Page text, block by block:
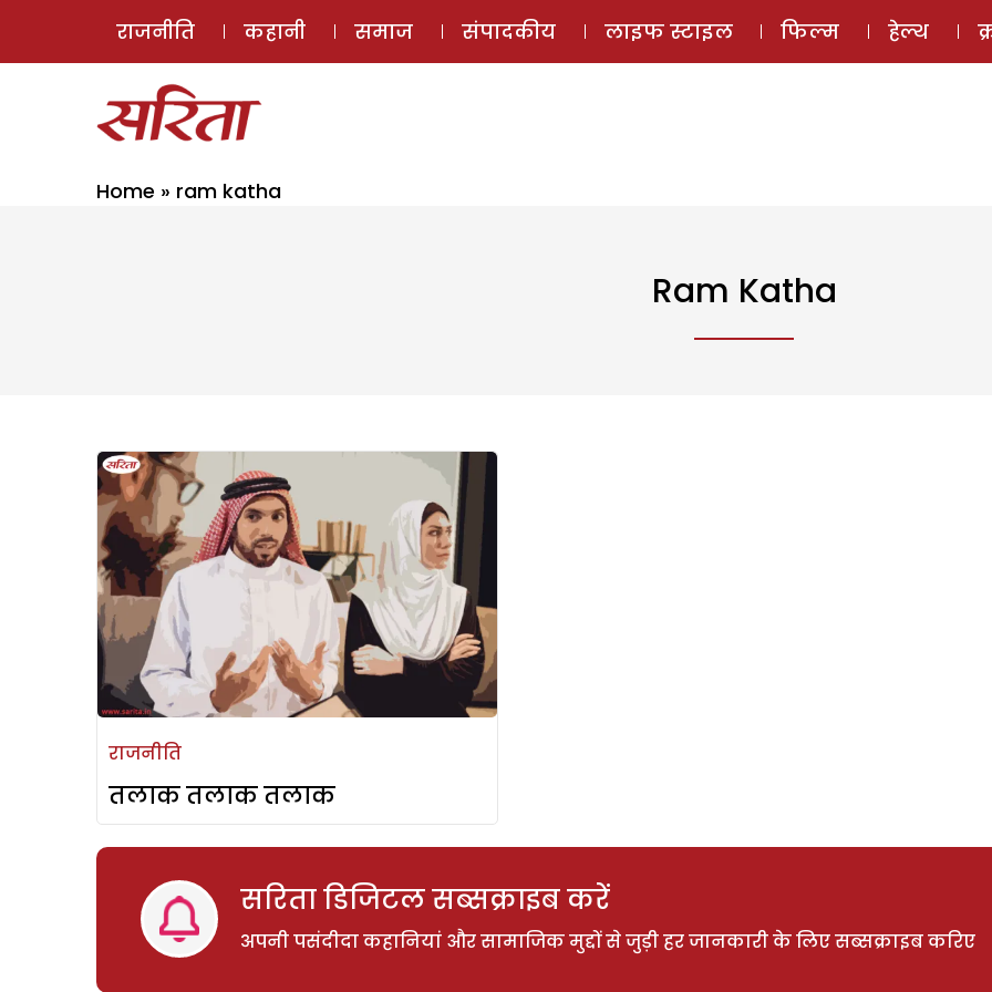
ई-मैगज़ीन
राजनीति कहानी समाज संपादकीय लाइफ स्टाइल फिल्म हेल्थ
Home » ram katha
Ram Katha
राजनीति
तलाक तलाक तलाक
सरिता डिजिटल सब्सक्राइब करें
अपनी पसंदीदा कहानियां और सामाजिक मुद्दों से जुड़ी हर जानकारी के लिए सब्सक्राइब करिए